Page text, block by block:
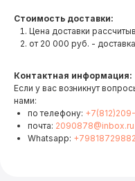
Стоимость доставки:
Цена доставки
от 20 000 руб. -
Контактная информация:
Если у вас возникнут
нами:
по телефону:
почта: 2090878@inbox.ru
Whatsapp: +79818729882